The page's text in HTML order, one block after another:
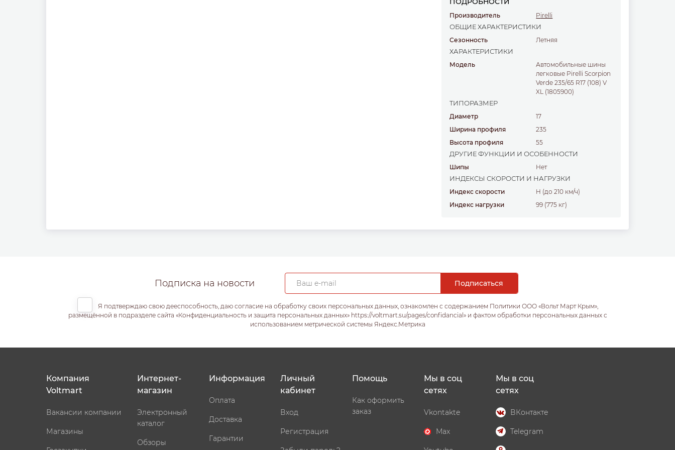
Производитель Pirelli
ОБЩИЕ ХАРАКТЕРИСТИКИ
Сезонность Летняя
ХАРАКТЕРИСТИКИ
Модель
Автомобильные шины
легковые Pirelli Scorpion
Verde 235/65 R17 (108) V
XL (1805900)
ТИПОРАЗМЕР
Диаметр
17
Ширина профиля
235
Высота профиля
55
ДРУГИЕ ФУНКЦИИ И ОСОБЕННОСТИ
Шипы Нет
ИНДЕКСЫ СКОРОСТИ И НАГРУЗКИ
Индекс скорости
H (до 210 км/ч)
Индекс нагрузки
99 (775 кг)
Подписка на новости
Я подтверждаю свою дееспособность, даю согласие на обработку своих персональных данных, ознакомлен с содержанием Политики ООО «Вольт Март Крым»,
размещённой в подразделе сайта «Конфиденциальность и защита персональных данных» https://voltmart.su/pages/confidancial» и фактом обработки персональных данных с
использованием метрической системы Яндекс.Метрика
Компания
Voltmart
Вакансии компании
Магазины
Интернет-
магазин
Электронный
каталог
Обзоры
Информация
Оплата
Доставка
Гарантии
Личный
кабинет
Вход
Регистрация
Помощь
Как оформить
заказ
Мы в соц
сетях
Vkontakte
Max
Мы в соц
сетях
ВКонтакте
Telegram